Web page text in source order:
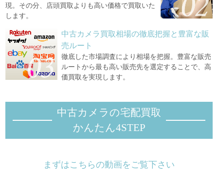
現。その分、店頭買取よりも高い価格で買取いた
します。
中古カメラ買取相場の徹底把握と豊富な販
売ルート
徹底した市場調査により相場を把握。豊富な販売
ルートから最も高い販売先を選定することで、高
価買取を実現します。
中古カメラの宅配買取
かんたん4STEP
まずはこちらの動画をご覧下さい